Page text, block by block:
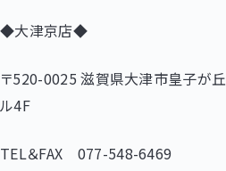
◆大津京店◆
〒520-0025滋賀県大津市皇子が丘
ル4F
TEL＆FAX 077-548-6469